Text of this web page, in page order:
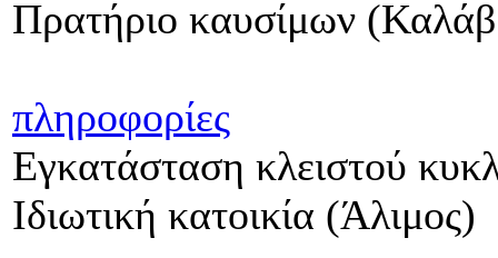
Πρατήριο καυσίμων
πληροφορίες
Εγκατάσταση κλειστού
Ιδιωτική κατοικία (Άλιμος)